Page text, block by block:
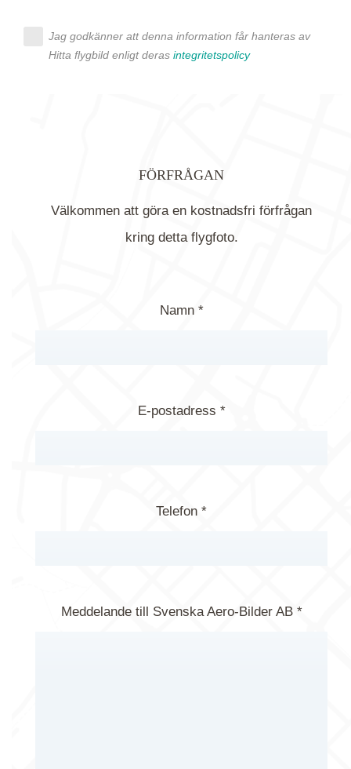
Jag godkänner att denna information får hanteras av
Hitta flygbild enligt deras integritetspolicy
FÖRFRÅGAN
Välkommen att göra en kostnadsfri förfrågan
kring detta flygfoto.
Namn *
E-postadress *
Telefon *
Meddelande till Svenska Aero-Bilder AB *